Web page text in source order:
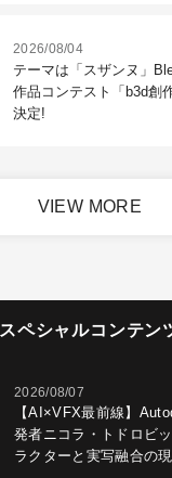
2026/08/04
テーマは「スザンヌ」
作品コンテスト「b3d創
決定!
VIEW MORE
スペシャルコンテン
2026/08/07
【AI×VFX最前線】
発者ニコラ・トドロビ
ラクターと実写融合の